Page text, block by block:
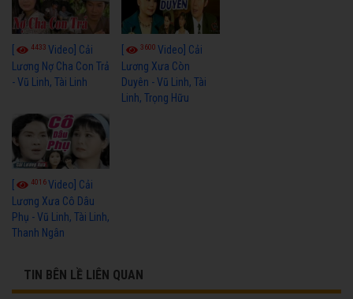
4433 Video] Cải
Lương Nợ Cha Con Trả
- Vũ Linh, Tài Linh
3600Video] Cải
Lương Xưa Còn
Duyên - Vũ Linh, Tài
Linh, Trọng Hữu
[ 4016Video] Cải
Lương Xưa Cô Dâu
Phụ - Vũ Linh, Tài Linh,
Thanh Ngân
TIN BÊN LỀ LIÊN QUAN